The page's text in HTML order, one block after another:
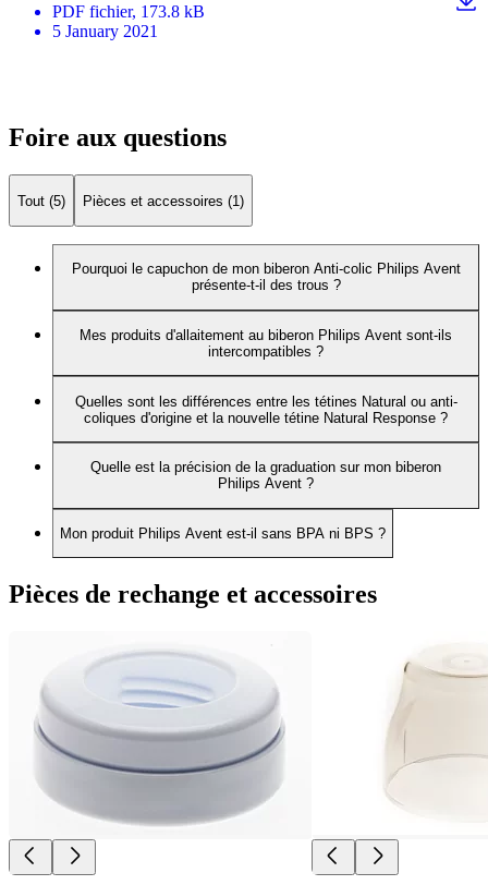
PDF fichier, 173.8 kB
5 January 2021
Foire aux questions
Tout (5) Pièces et accessoires (1)
Pourquoi le capuchon de mon biberon Anti-colic Philips Avent
présente-t-il des trous ?
Mes produits d'allaitement au biberon Philips Avent sont-ils
intercompatibles ?
Quelles sont les différences entre les tétines Natural ou anti-
coliques d'origine et la nouvelle tétine Natural Response ?
Quelle est la précision de la graduation sur mon biberon
Philips Avent ?
Mon produit Philips Avent est-il sans BPA ni BPS ?
Pièces de rechange et accessoires